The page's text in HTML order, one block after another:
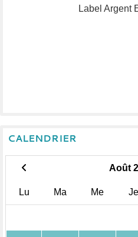
Label Argent
CALENDRIER
Août
Lu Ma Me Je